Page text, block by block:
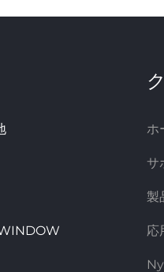
ホ
サ
製
応